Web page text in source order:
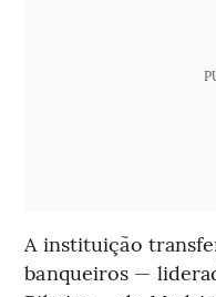
A instituição
banqueiros —